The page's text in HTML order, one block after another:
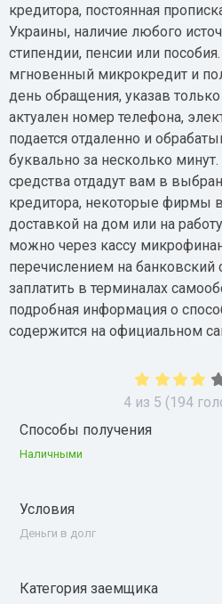
кредитора, постоянная
Украины, наличие любого
стипендии, пенсии или
мгновенный микрокредит и
день обращения, указав
актуален номер телефона,
подается отдаленно и
буквально за несколько
средства отдадут вам в
кредитора, некоторые
доставкой на дом или на
можно через кассу
перечислением на банковский
заплатить в терминалах
подробная информация о
содержится на официальном
4 из 5 (194
Способы получения
Наличными
Условия
Деньги в долг
Категория заемщика